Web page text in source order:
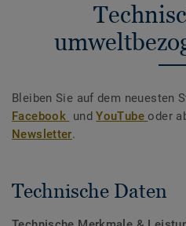
Bleiben Sie auf dem neuesten
Facebook undYouTubeoder
Newsletter.
Technische Daten